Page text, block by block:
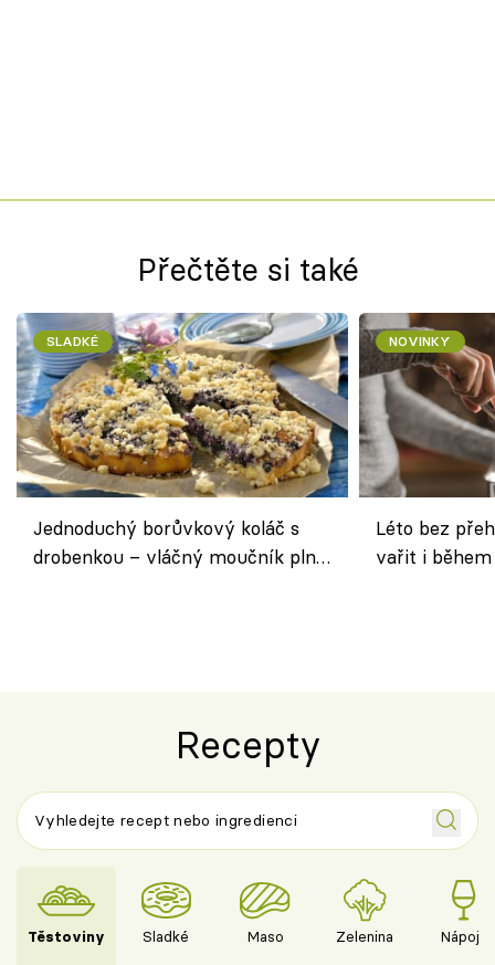
Přečtěte si také
SLADKÉ
Jednoduchý borůvkový koláč s
drobenkou – vláčný moučník plný
NOVINKY
Léto bez
vařit i
Recepty
Těstoviny Sladké Maso Zelenina Nápoje